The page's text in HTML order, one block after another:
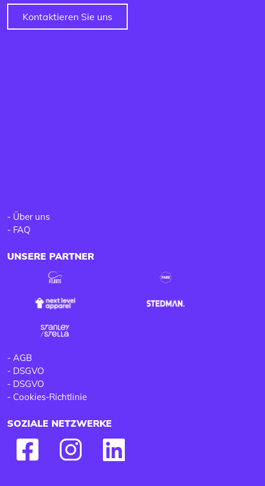
Kontaktieren Sie uns
- Über uns
- FAQ
UNSERE PARTNER
- AGB
- DSGVO
- DSGVO
- Cookies-Richtlinie
SOZIALE NETZWERKE